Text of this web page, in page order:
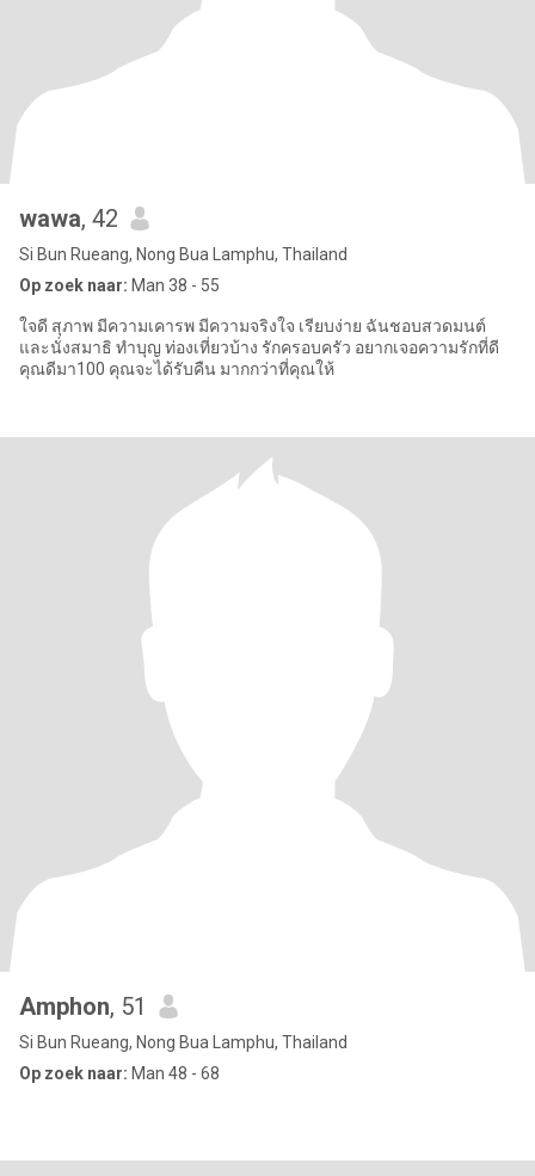
wawa, 42
Si Bun Rueang, Nong Bua Lamphu, Thailand
Op zoek naar: Man 38 - 55
ใจดี สุภาพ มีความเคารพ มีความจริงใจ เรียบง่าย ฉันชอบสวดมนต์
และนั่งสมาธิ ทำบุญ ท่องเที่ยวบ้าง รักครอบครัว อยากเจอความรักที่ดี
คุณดีมา100 คุณจะได้รับคืน มากกว่าที่คุณให้
Amphon, 51
Si Bun Rueang, Nong Bua Lamphu, Thailand
Op zoek naar: Man 48 - 68